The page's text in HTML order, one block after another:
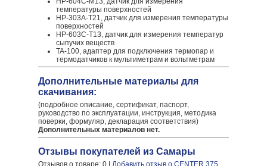
температуры поверхностей
HP-303A-T21, датчик для измерения температуры
поверхностей
HP-603C-T13, датчик для измерения температур
сыпучих веществ
TA-100, адаптер для подключения термопар и
термодатчиков к мультиметрам и вольтметрам
Дополнительные материалы для
скачивания:
(подробное описание, сертификат, паспорт,
руководство по эксплуатации, инструкция, методика
поверки, формуляр, декларация соответствия)
Дополнительных материалов нет.
Отзывы покупателей из Самары
Отзывов о товаре: 0 | Добавить отзыв о CENTER 375